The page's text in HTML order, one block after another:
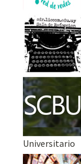
Universitario